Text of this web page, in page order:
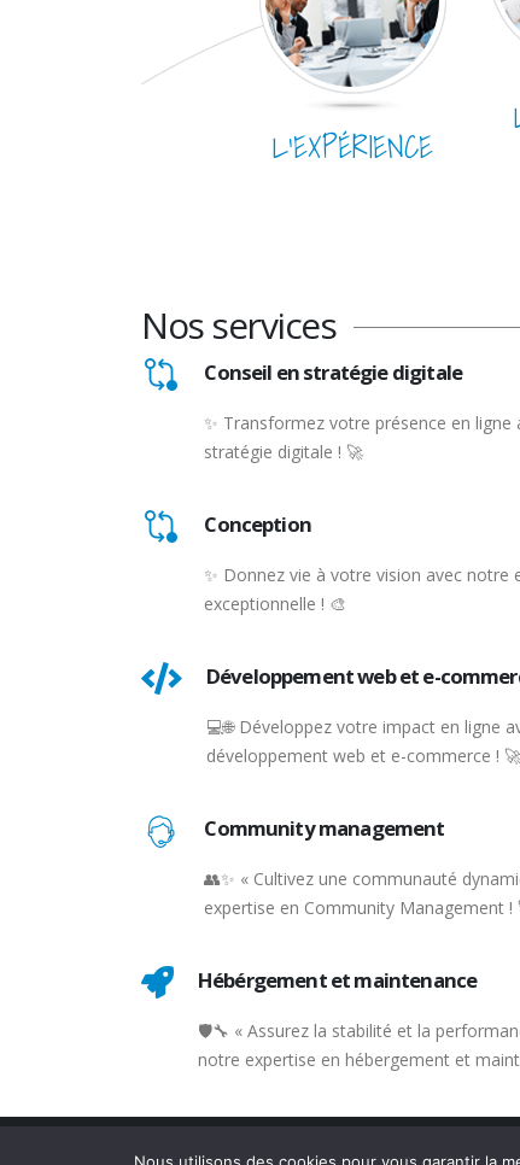
L’EXPÉRIENCE
Nos services
Conseil en stratégie digitale
✨ Transformez votre présence en
stratégie digitale ! 🚀
Conception
✨ Donnez vie à votre vision avec notre
exceptionnelle ! 🎨
Développement web et e-
💻🌐 Développez votre impact en ligne
développement web et e-commerce ! 🚀
Community management
👥✨ « Cultivez une communauté
expertise en Community Management !
Hébérgement et maintenance
🛡️🔧 « Assurez la stabilité et la
notre expertise en hébergement et
© Copyright 2026. All Rights Reserved.